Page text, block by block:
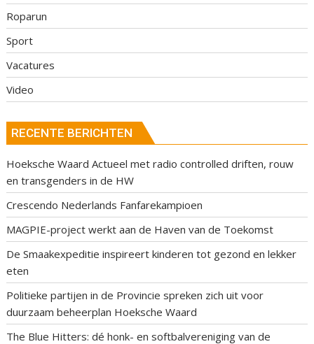
Roparun
Sport
Vacatures
Video
RECENTE BERICHTEN
Hoeksche Waard Actueel met radio controlled driften, rouw
en transgenders in de HW
Crescendo Nederlands Fanfarekampioen
MAGPIE-project werkt aan de Haven van de Toekomst
De Smaakexpeditie inspireert kinderen tot gezond en lekker
eten
Politieke partijen in de Provincie spreken zich uit voor
duurzaam beheerplan Hoeksche Waard
The Blue Hitters: dé honk- en softbalvereniging van de